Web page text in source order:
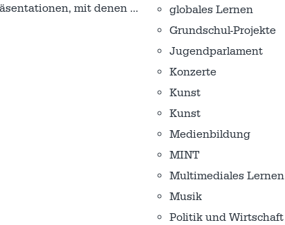
mit denen …
globales Lernen
Grundschul-Projekte
Jugendparlament
Konzerte
Kunst
Kunst
Medienbildung
MINT
Multimediales Lernen
Musik
Politik und Wirtschaft